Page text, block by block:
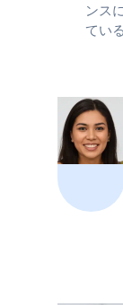
ンス
ている